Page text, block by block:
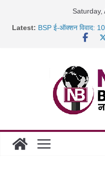
Saturday,
Latest: BSP ई-ऑक्शन विवाद:
साइबर ठगी पर दुर्ग
गिरफ्तार